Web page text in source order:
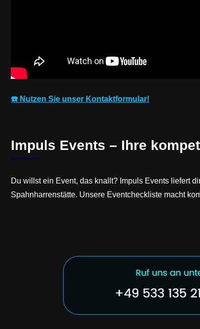
☎️ Nutzen Sie unser Kontaktformular!
Impuls Events – Ihre
Du willst ein Event, das knallt? Impuls Events liefert
Spahnharrenstätte. Unsere Eventcheckliste macht